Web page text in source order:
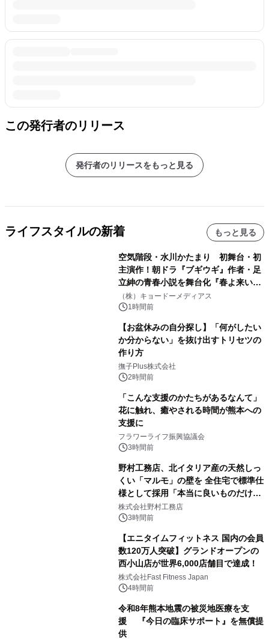
この発行者のリリース
発行者のリリースをもっと見る
ライフスタイルの新着 もっと見る
空気階段・水川かたまり 初舞台・初
主演作！朝ドラ『ブギウギ』作者・足
立紳の青春小説を舞台化『春よ来い、
マジで来い』キービジュアル解禁！
（株）キョードーメディアス
1時間前
【お盆休みの自分探し】「何がしたい
か分からない」を抜け出すトリセツの
作り方
撫子Plus株式会社
2時間前
「こんな支援のかたちがあるなんて」
花に触れ、癒やされる時間が熊本への
支援に
フラワーライフ振興協議会
3時間前
野村工務店、北イタリア産の天然しっ
くい「マルモ」の壁を 全住宅で標準仕
様として採用「本当に良いものだけに
こだわる」
株式会社野村工務店
3時間前
【エニタイムフィットネス 国内の会員
数120万人突破】グランドオープンの
西小山店が世界6,000店舗目で達成！
株式会社Fast Fitness Japan
4時間前
令和8年熊本地震の被災地医療を支
援 『今日の臨床サポート』を無償提
供